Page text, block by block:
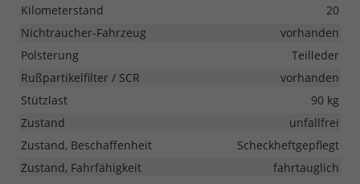
Kilometerstand
20
Nichtraucher-Fahrzeug
vorhanden
Polsterung
Teilleder
Rußpartikelfilter / SCR
vorhanden
Stützlast
90 kg
Zustand
unfallfrei
Zustand, Beschaffenheit
Scheckheftgepflegt
Zustand, Fahrfähigkeit
fahrtauglich